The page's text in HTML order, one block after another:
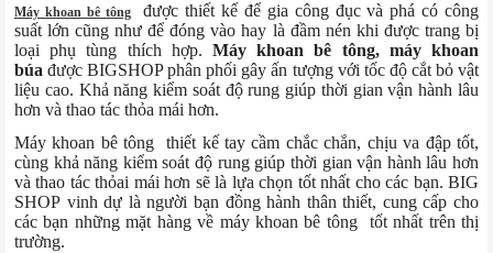
Máy khoan bê tông
được thiết kế để gia công đục và phá có công
suất lớn cũng như để đóng vào hay là đầm nén khi được trang bị
loại phụ tùng thích hợp. Máy khoan bê tông, máy khoan
búađược BIGSHOP phân phối gây ấn tượng với tốc độ cắt bỏ vật
liệu cao. Khả năng kiểm soát độ rung giúp thời gian vận hành lâu
hơn và thao tác thỏa mái hơn.
Máy khoan bê tông thiết kế tay cầm chắc chắn, chịu va đập tốt,
cùng khả năng kiểm soát độ rung giúp thời gian vận hành lâu hơn
và thao tác thỏai mái hơn sẽ là lựa chọn tốt nhất cho các bạn. BIG
SHOP vinh dự là người bạn đồng hành thân thiết, cung cấp cho
các bạn những mặt hàng về máy khoan bê tông tốt nhất trên thị
trường.